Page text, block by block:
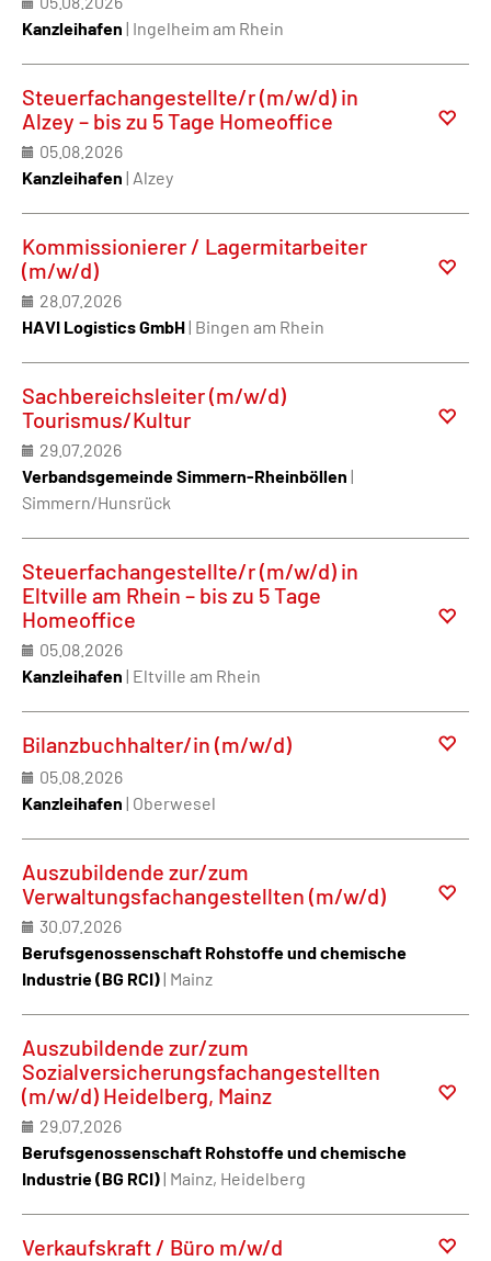
Kanzleihafen | Ingelheim am Rhein
Steuerfachangestellte/r (m/w/d) in
Alzey – bis zu 5 Tage Homeoffice
05.08.2026
Kanzleihafen | Alzey
Kommissionierer / Lagermitarbeiter
(m/w/d)
28.07.2026
HAVI Logistics GmbH| Bingen am Rhein
Sachbereichsleiter (m/w/d)
Tourismus/Kultur
29.07.2026
Verbandsgemeinde Simmern-Rheinböllen |
Simmern/Hunsrück
Steuerfachangestellte/r (m/w/d) in
Eltville am Rhein – bis zu 5 Tage
Homeoffice
05.08.2026
Kanzleihafen | Eltville am Rhein
Bilanzbuchhalter/in (m/w/d)
05.08.2026
Kanzleihafen | Oberwesel
Auszubildende zur/zum
Verwaltungsfachangestellten (m/w/d)
30.07.2026
Berufsgenossenschaft Rohstoffe und chemische
Industrie (BG RCI)| Mainz
Auszubildende zur/zum
Sozialversicherungsfachangestellten
(m/w/d) Heidelberg, Mainz
29.07.2026
Berufsgenossenschaft Rohstoffe und chemische
Industrie (BG RCI)| Mainz, Heidelberg
Verkaufskraft / Büro m/w/d